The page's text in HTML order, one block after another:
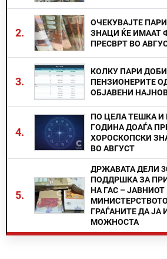
2.
ОЧЕКУВАЈТЕ
ЗНАЦИ ЌЕ ИМААТ
ПРЕСВРТ ВО
3.
КОЛКУ ПАРИ
ПЕНЗИОНЕРИТЕ
ОБЈАВЕНИ
4.
ПО ЦЕЛА ТЕШКА И
ГОДИНА ДОАЃА
ХОРОСКОПСКИ
ВО АВГУСТ
5.
ДРЖАВАТА ДЕЛИ
ПОДДРШКА ЗА
НА ГАС –
ГРАЃАНИТЕ ДА ЈА
МОЖНОСТА